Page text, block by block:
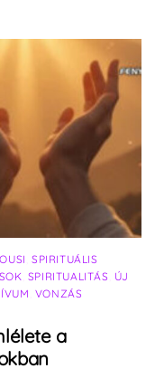
SPIRITUÁLIS
SPIRITUALITÁS ÚJ
VONZÁS
a